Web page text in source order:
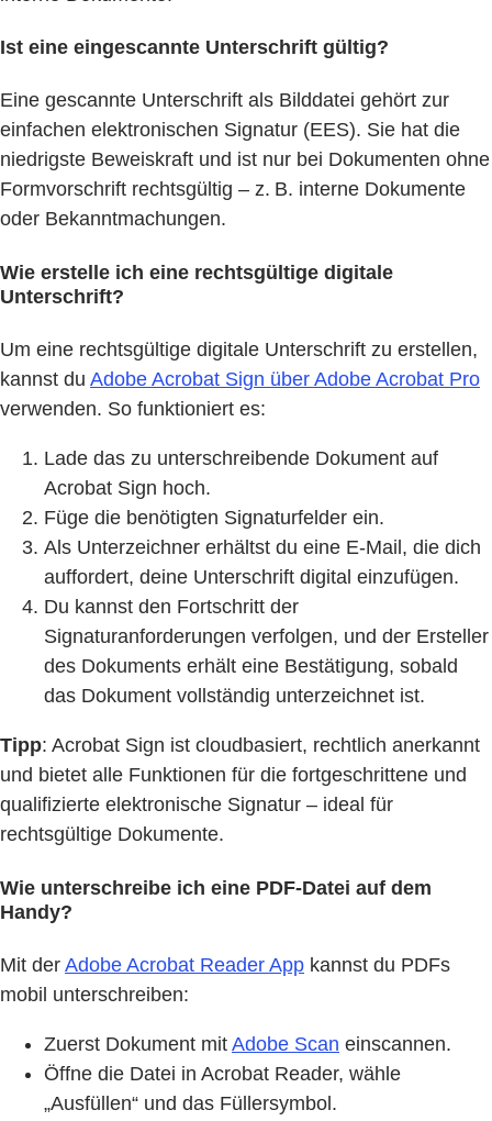
Ist eine eingescannte Unterschrift gültig?
Eine gescannte Unterschrift als Bilddatei gehört zur
einfachen elektronischen Signatur (EES). Sie hat die
niedrigste Beweiskraft und ist nur bei Dokumenten ohne
Formvorschrift rechtsgültig – z. B. interne Dokumente
oder Bekanntmachungen.
Wie erstelle ich eine rechtsgültige digitale
Unterschrift?
Um eine rechtsgültige digitale Unterschrift zu erstellen,
kannst du Adobe Acrobat Sign über Adobe Acrobat Pro
verwenden. So funktioniert es:
Lade das zu unterschreibende Dokument auf
Acrobat Sign hoch.
Füge die benötigten Signaturfelder ein.
Als Unterzeichner erhältst du eine E-Mail, die dich
auffordert, deine Unterschrift digital einzufügen.
Du kannst den Fortschritt der
Signaturanforderungen verfolgen, und der Ersteller
des Dokuments erhält eine Bestätigung, sobald
das Dokument vollständig unterzeichnet ist.
Tipp: Acrobat Sign ist cloudbasiert, rechtlich anerkannt
und bietet alle Funktionen für die fortgeschrittene und
qualifizierte elektronische Signatur – ideal für
rechtsgültige Dokumente.
Wie unterschreibe ich eine PDF-Datei auf dem
Handy?
Mit der Adobe Acrobat Reader App kannst du PDFs
mobil unterschreiben:
Zuerst Dokument mit Adobe Scan einscannen.
Öffne die Datei in Acrobat Reader, wähle
„Ausfüllen“ und das Füllersymbol.